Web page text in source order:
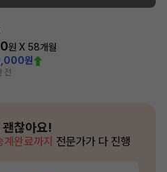
원 X 58개월
원
전
찮아요!
완료까지 전문가가 다 진행